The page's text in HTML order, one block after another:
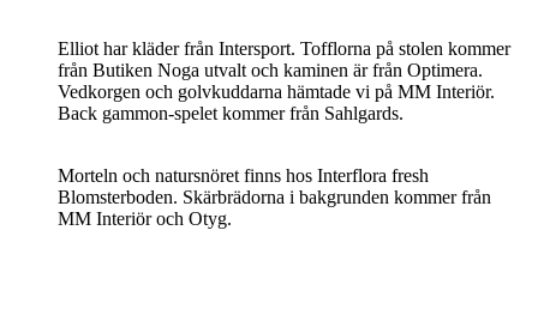
Elliot har kläder från Intersport. Tofflorna på stolen kommer
från Butiken Noga utvalt och kaminen är från Optimera.
Vedkorgen och golvkuddarna hämtade vi på MM Interiör.
Back gammon-spelet kommer från Sahlgards.
Morteln och natursnöret finns hos Interflora fresh
Blomsterboden. Skärbrädorna i bakgrunden kommer från
MM Interiör och Otyg.